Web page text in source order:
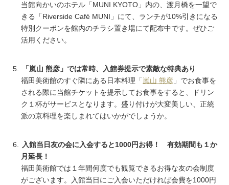
当館向かいのホテル「MUNI KYOTO」内の、渡月橋を一望で
きる「Riverside Café MUNI」にて、ランチが10%引きになる
特別クーポンを館内のチラシ置き場にて配布中です。ぜひご
活用ください。
「嵐山 熊彦」では常時、入館券提示で素敵な特典あり
福田美術館のすぐ隣にある日本料理「嵐山 熊彦 」でお食事を
される際に当館チケットを提示してお食事をすると、ドリン
ク１杯がサービスとなります。盛り付けが大変美しい、正統
派の京料理を楽しまれてはいかがでしょうか。
入館当日友の会に入会すると1000円お得！ 有効期間も１か
月延長！
福田美術館では１年間何度でも観覧できるお得な友の会制度
がございます。入館当日にご入会いただければ会費を1000円